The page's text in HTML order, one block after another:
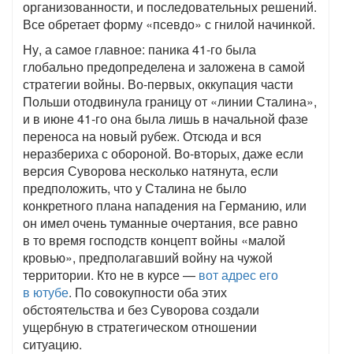
организованности, и последовательных решений.
Все обретает форму «псевдо» с гнилой начинкой.
Ну, а самое главное: паника 41-го была
глобально предопределена и заложена в самой
стратегии войны. Во-первых, оккупация части
Польши отодвинула границу от «линии Сталина»,
и в июне 41-го она была лишь в начальной фазе
переноса на новый рубеж. Отсюда и вся
неразбериха с обороной. Во-вторых, даже если
версия Суворова несколько натянута, если
предположить, что у Сталина не было
конкретного плана нападения на Германию, или
он имел очень туманные очертания, все равно
в то время господств концепт войны «малой
кровью», предполагавший войну на чужой
территории. Кто не в курсе — вот адрес его
в ютубе. По совокупности оба этих
обстоятельства и без Суворова создали
ущербную в стратегическом отношении
ситуацию.